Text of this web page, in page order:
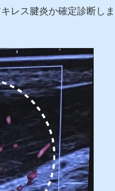
レス腱炎か確定診断しま